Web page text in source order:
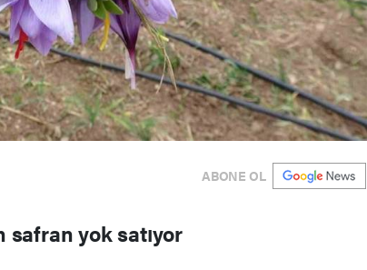
ABONE OL
safran yok satıyor